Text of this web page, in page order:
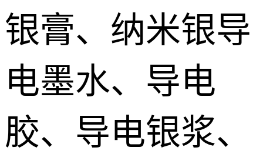
银膏、纳米银导
电墨水、导电
胶、导电银浆、
conductive
adhesive 纳米银浆 Nano silver paste